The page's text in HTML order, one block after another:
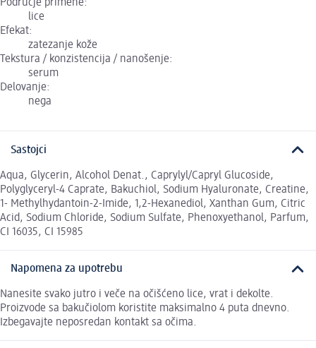
Područje primene:
lice
Efekat:
zatezanje kože
Tekstura / konzistencija / nanošenje:
serum
Delovanje:
nega
Sastojci
Aqua, Glycerin, Alcohol Denat., Caprylyl/Capryl Glucoside,
Polyglyceryl-4 Caprate, Bakuchiol, Sodium Hyaluronate, Creatine,
1- Methylhydantoin-2-Imide, 1,2-Hexanediol, Xanthan Gum, Citric
Acid, Sodium Chloride, Sodium Sulfate, Phenoxyethanol, Parfum,
CI 16035, CI 15985
Napomena za upotrebu
Nanesite svako jutro i veče na očišćeno lice, vrat i dekolte.
Proizvode sa bakučiolom koristite maksimalno 4 puta dnevno.
Izbegavajte neposredan kontakt sa očima.